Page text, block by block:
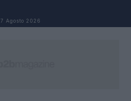
7 Agosto 2026